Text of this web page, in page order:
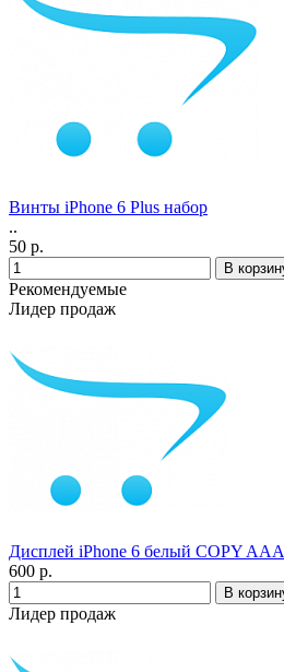
Винты iPhone 6 Plus набор
..
50 р.
Рекомендуемые
Лидер продаж
Дисплей iPhone 6 белый COPY AAA
600 р.
Лидер продаж